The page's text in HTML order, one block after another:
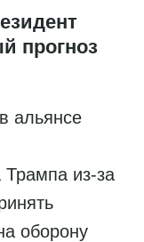
прогноз
альянсе
из-за
оборону